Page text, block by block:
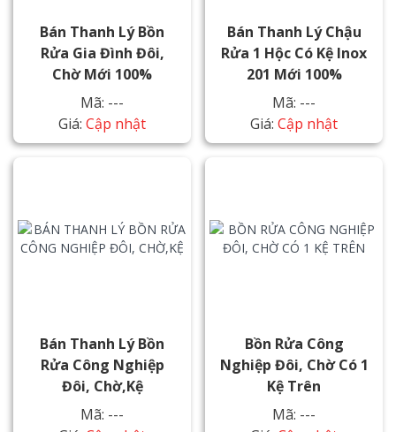
Bán Thanh Lý Bồn
Rửa Gia Đình Đôi,
Chờ Mới 100%
Mã: ---
Giá: Cập nhật
Bán Thanh Lý Chậu
Rửa 1 Hộc Có Kệ Inox
201 Mới 100%
Mã: ---
Giá: Cập nhật
Bán Thanh Lý Bồn
Rửa Công Nghiệp
Đôi, Chờ,kệ
Mã: ---
Bồn Rửa Công
Nghiệp Đôi, Chờ Có 1
Kệ Trên
Mã: ---